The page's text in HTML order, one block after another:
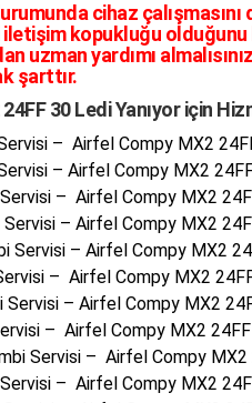
cihaz
iletişim kopukluğu
uzman yardımı
şarttır.
30 Ledi Yanıyor için
– Airfel Compy MX2
– Airfel Compy MX2
– Airfel Compy MX2
– Airfel Compy MX2
Servisi – Airfel Compy MX2
– Airfel Compy MX2
Servisi – Airfel Compy MX2
– Airfel Compy MX2 24FF
Servisi – Airfel Compy MX2
– Airfel Compy MX2